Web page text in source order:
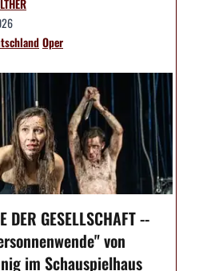
Oper
DER GESELLSCHAFT --
von
im Schauspielhaus